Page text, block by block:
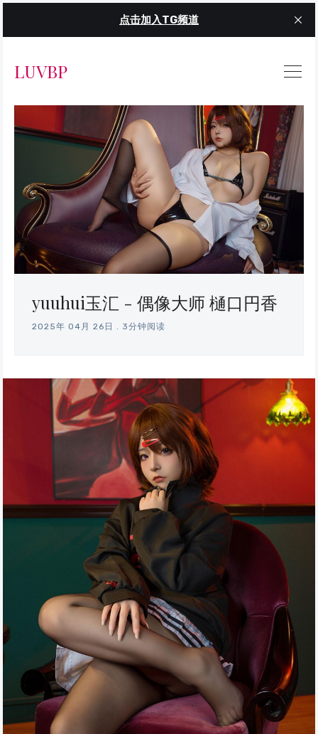
点击加入TG频道
LUVBP
yuuhui玉汇 - 偶像大师 樋口円香
2025年 04月 26日 3分钟阅读